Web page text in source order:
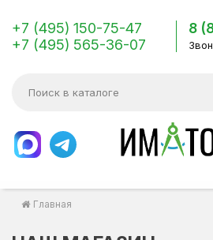
+7 (495) 150-75-47
+7 (495) 565-36-07
8
Главная